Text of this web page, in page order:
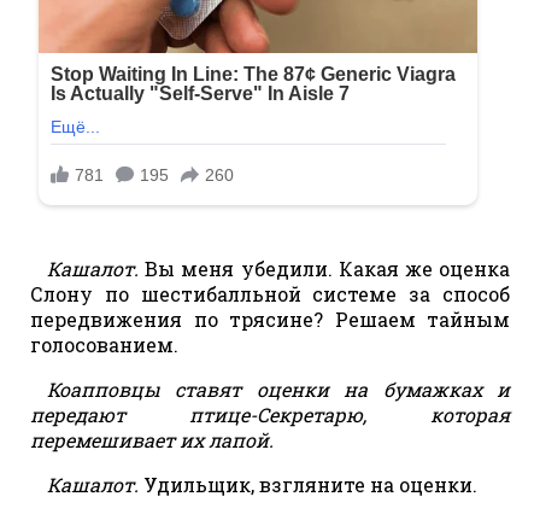
Кашалот. Вы меня убедили. Какая же оценка
Слону по шестибалльной системе за способ
передвижения по трясине? Решаем тайным
голосованием.
Коапповцы ставят оценки на бумажках и
передают птице-Секретарю, которая
перемешивает их лапой.
Кашалот. Удильщик, взгляните на оценки.